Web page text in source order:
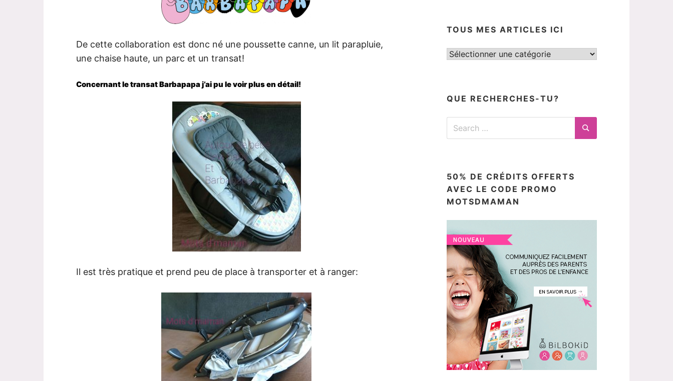
De cette collaboration est donc né une poussette canne, un lit parapluie,
une chaise haute, un parc et un transat!
Concernant le transat Barbapapa j’ai pu le voir plus en détail!
Il est très pratique et prend peu de place à transporter et à ranger:
TOUS MES ARTICLES ICI
Tous
QUE RECHERCHES-TU?
Search
Search
50% DE CRÉDITS OFFERTS
AVEC LE CODE PROMO
MOTSDMAMAN